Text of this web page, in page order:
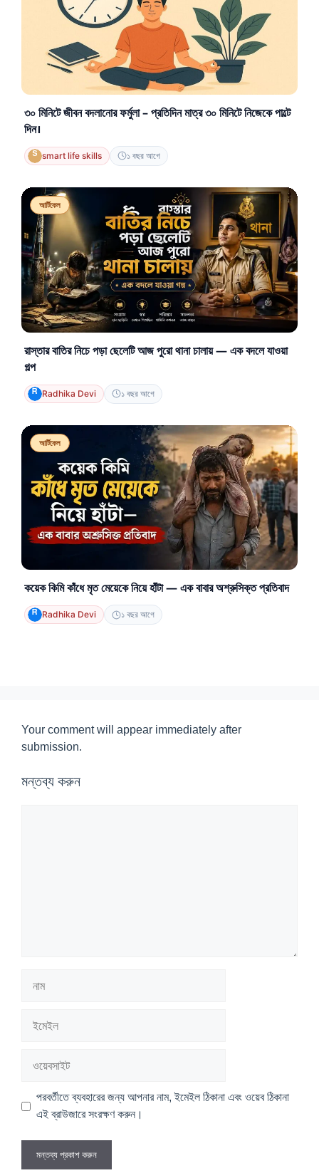
৩০ মিনিটে জীবন বদলানোর ফর্মুলা – প্রতিদিন মাত্র ৩০ মিনিটে নিজেকে পাল্টে
দিন।
smart life skills ১ বছর আগে
আর্টিকেল
রাস্তার বাতির নিচে পড়া ছেলেটি আজ পুরো থানা চালায় — এক বদলে যাওয়া
গল্প
Radhika Devi ১ বছর আগে
আর্টিকেল
কয়েক কিমি কাঁধে মৃত মেয়েকে নিয়ে হাঁটা — এক বাবার অশ্রুসিক্ত প্রতিবাদ
Radhika Devi ১ বছর আগে
Your comment will appear immediately after
submission.
মন্তব্য করুন
পরবর্তীতে ব্যবহারের জন্য আপনার নাম, ইমেইল ঠিকানা এবং ওয়েব ঠিকানা
এই ব্রাউজারে সংরক্ষণ করুন।